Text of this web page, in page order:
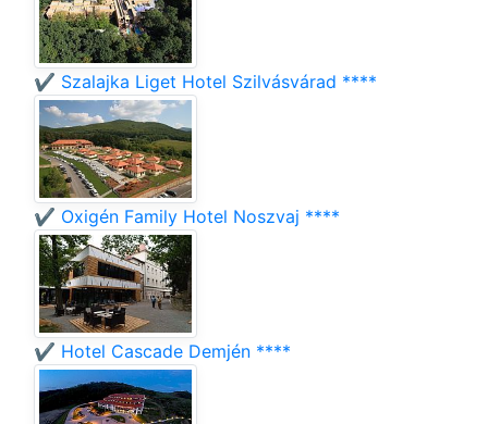
✔️ Szalajka Liget Hotel Szilvásvárad ****
✔️ Oxigén Family Hotel Noszvaj ****
✔️ Hotel Cascade Demjén ****